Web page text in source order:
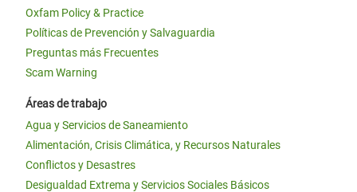
Oxfam Policy & Practice
Políticas de Prevención y Salvaguardia
Preguntas más Frecuentes
Scam Warning
Áreas de trabajo
Agua y Servicios de Saneamiento
Alimentación, Crisis Climática, y Recursos Naturales
Conflictos y Desastres
Desigualdad Extrema y Servicios Sociales Básicos